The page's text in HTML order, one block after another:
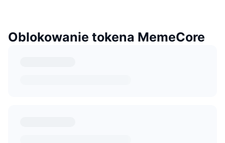
Oblokowanie tokena MemeCore